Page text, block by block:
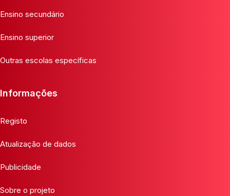
Ensino secundário
Ensino superior
Outras escolas específicas
Informações
Registo
Atualização de dados
Publicidade
Sobre o projeto